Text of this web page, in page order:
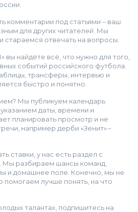
комментарии под статьями – ваш
для других читателей. Мы
стараемся отвечать на вопросы.
вы найдёте всё, что нужно для того,
событий российского футбола.
трансферы, интервью и
быстро и понятно.
Мы публикуем календарь
даты, времени и
планировать просмотр и не
например дерби «Зенит» –
ставки, у нас есть раздел с
Мы разбираем шансы команд,
и домашнее поле. Конечно, мы не
помогаем лучше понять, на что
талантах, подпишитесь на